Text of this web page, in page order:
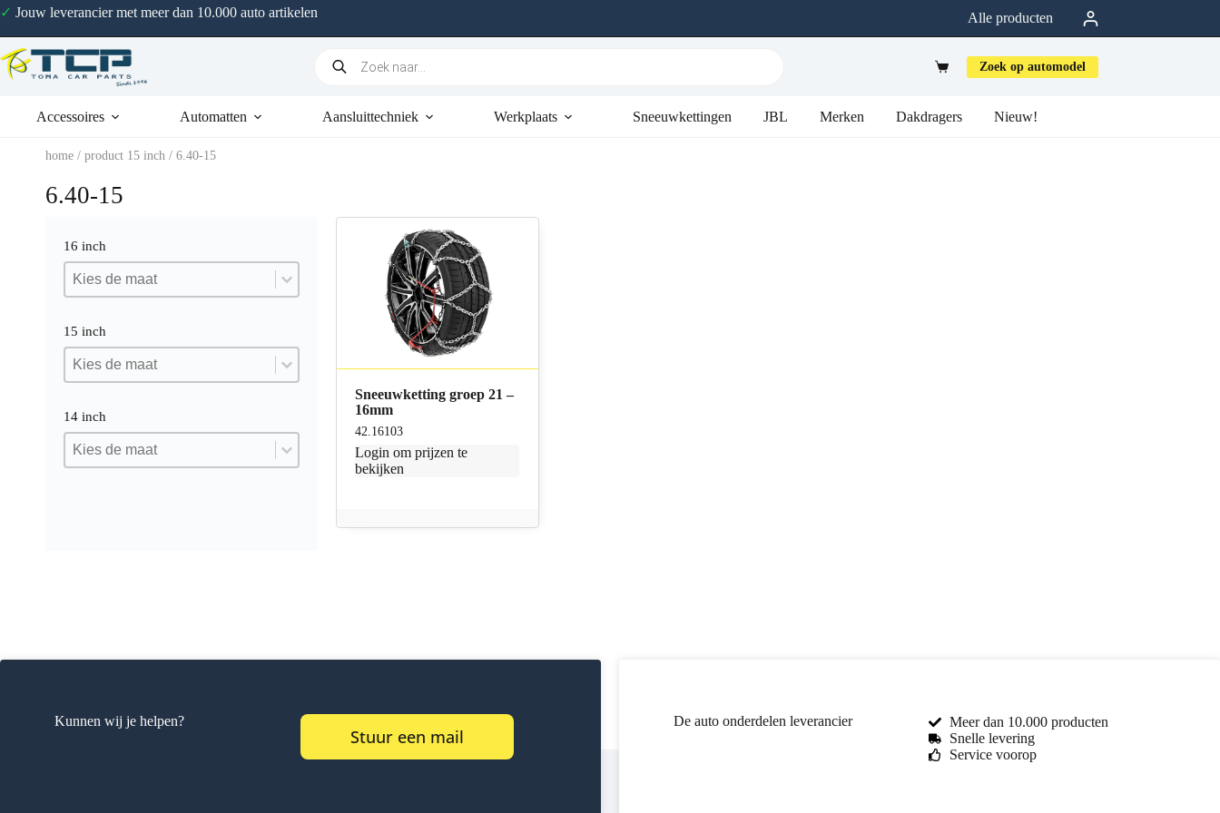
✓ Jouw leverancier met meer dan 10.000 auto artikelen Alle producten
Zoek op automodel
Accessoires Automatten Aansluittechniek Werkplaats Sneeuwkettingen JBL Merken Dakdragers Nieuw!
home / product 15 inch / 6.40-15
6.40-15
16 inch
16 inch
16 inch
16 inch
15 inch
15 inch
15 inch
15 inch
14 inch
14 inch
14 inch
14 inch
Sneeuwketting groep 21 –
16mm
42.16103
Login om prijzen te
bekijken
Kunnen wij je helpen?
Stuur een mail
De auto onderdelen leverancier
Meer dan 10.000 producten
Snelle levering
Service voorop